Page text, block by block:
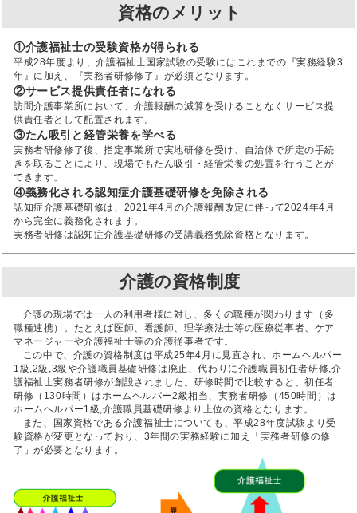
資格のメリット
①介護福祉士の受験資格が得られる
平成28年度より、介護福祉士国家試験の受験にはこれまでの『実務経験3
年』に加え、『実務者研修修了』が必須となります。
②サービス提供責任者になれる
訪問介護事業所において、介護報酬の減算を受けることなくサービス提
供責任者として配置されます。
③たん吸引と経管栄養を学べる
実務者研修修了後、指定事業所で実地研修を受け、自治体で所定の手続
きを取ることにより、現場でもたん吸引・経管栄養の処置を行うことが
できます。
④義務化される認知症介護基礎研修を免除される
認知症介護基礎研修は、2021年4月の介護報酬改定に伴って2024年4月
から完全に義務化されます。
実務者研修は認知症介護基礎研修の受講義務免除資格となります。
介護の資格制度
介護の現場では一人の利用者様に対し、多くの職種が関わります（多
職種連携）。たとえば医師、看護師、理学療法士等の医療従事者、ケア
マネージャーや介護福祉士等の介護従事者です。
この中で、介護の資格制度は平成25年4月に見直され、ホームヘルパー
1級,2級,3級や介護職員基礎研修は廃止、代わりに介護職員初任者研修,介
護福祉士実務者研修が創設されました。研修時間で比較すると、初任者
研修（130時間）はホームヘルパー2級相当、実務者研修（450時間）は
ホームヘルパー1級,介護職員基礎研修より上位の資格となります。
また、国家資格である介護福祉士についても、平成28年度試験より受
験資格が変更となっており、3年間の実務経験に加え「実務者研修の修
了」が必要となります。